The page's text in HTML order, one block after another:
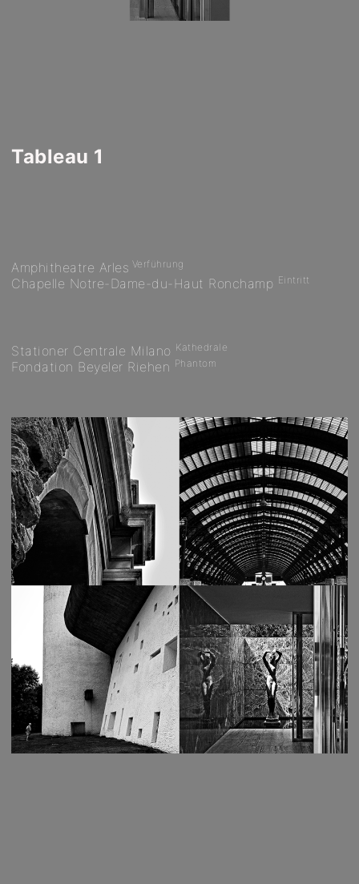
Tableau 1
Amphitheatre Arles Verführung
Chapelle Notre-Dame-du-Haut Ronchamp Eintritt
Stationer Centrale Milano Kathedrale
Fondation Beyeler Riehen Phantom